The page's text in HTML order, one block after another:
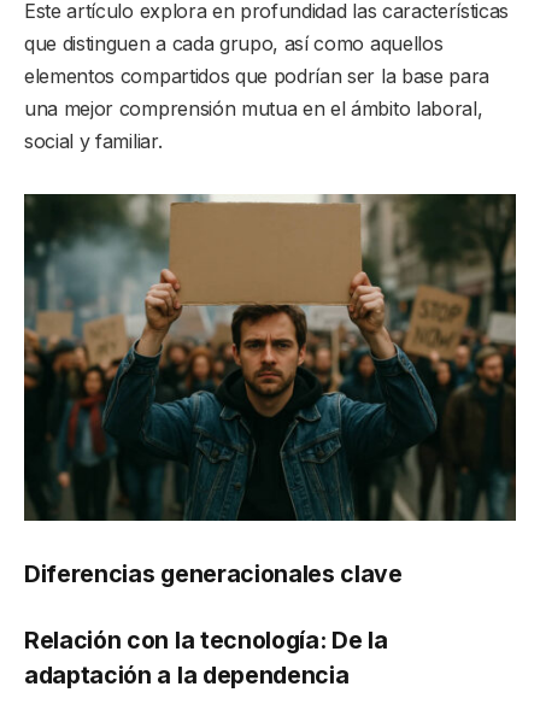
Este artículo explora en profundidad las características
que distinguen a cada grupo, así como aquellos
elementos compartidos que podrían ser la base para
una mejor comprensión mutua en el ámbito laboral,
social y familiar.
Diferencias generacionales clave
Relación con la tecnología: De la
adaptación a la dependencia